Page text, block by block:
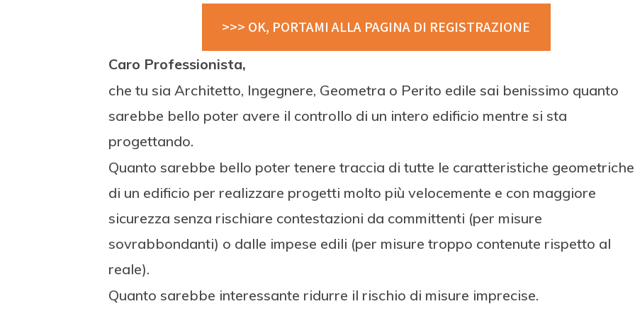
>>> OK, PORTAMI ALLA PAGINA DI REGISTRAZIONE
Caro Professionista,
che tu sia Architetto, Ingegnere, Geometra o Perito edile sai benissimo quanto
sarebbe bello poter avere il controllo di un intero edificio mentre si sta
progettando.
Quanto sarebbe bello poter tenere traccia di tutte le caratteristiche geometriche
di un edificio per realizzare progetti molto più velocemente e con maggiore
sicurezza senza rischiare contestazioni da committenti (per misure
sovrabbondanti) o dalle impese edili (per misure troppo contenute rispetto al
reale).
Quanto sarebbe interessante ridurre il rischio di misure imprecise.